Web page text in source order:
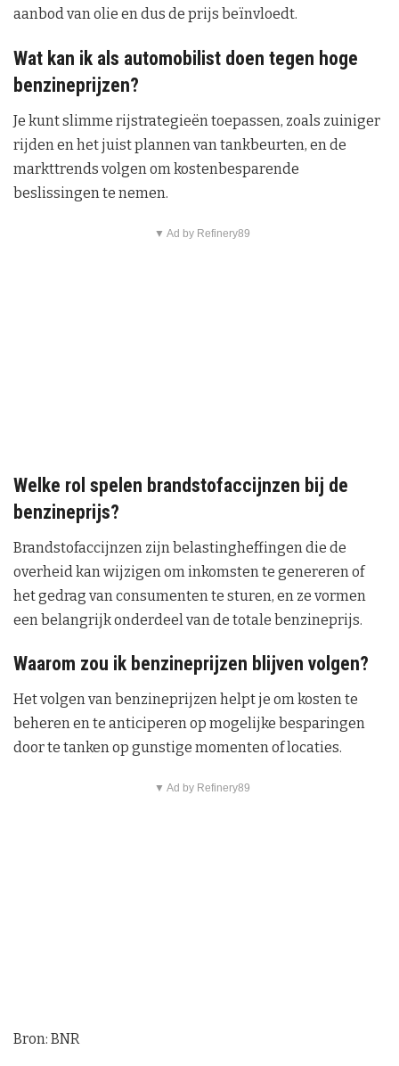
aanbod van olie en dus de prijs beïnvloedt.
Wat kan ik als automobilist doen tegen hoge
benzineprijzen?
Je kunt slimme rijstrategieën toepassen, zoals zuiniger
rijden en het juist plannen van tankbeurten, en de
markttrends volgen om kostenbesparende
beslissingen te nemen.
▼ Ad by Refinery89
Welke rol spelen brandstofaccijnzen bij de
benzineprijs?
Brandstofaccijnzen zijn belastingheffingen die de
overheid kan wijzigen om inkomsten te genereren of
het gedrag van consumenten te sturen, en ze vormen
een belangrijk onderdeel van de totale benzineprijs.
Waarom zou ik benzineprijzen blijven volgen?
Het volgen van benzineprijzen helpt je om kosten te
beheren en te anticiperen op mogelijke besparingen
door te tanken op gunstige momenten of locaties.
▼ Ad by Refinery89
Bron: BNR